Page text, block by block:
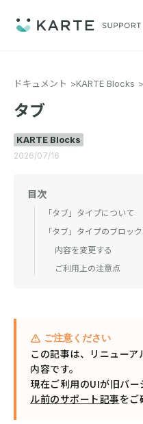
ドキュメント KARTE Blocks
タブ
KARTE Blocks
2026/07/16
ご注意ください
この記事は、リニュー
内容です。
現在ご利用のUIが旧バー
ル前のサポート記事をご
目次
「タブ」タイプについて
「タブ」タイプのブロッ
内容を変更する
ご利用上の注意点